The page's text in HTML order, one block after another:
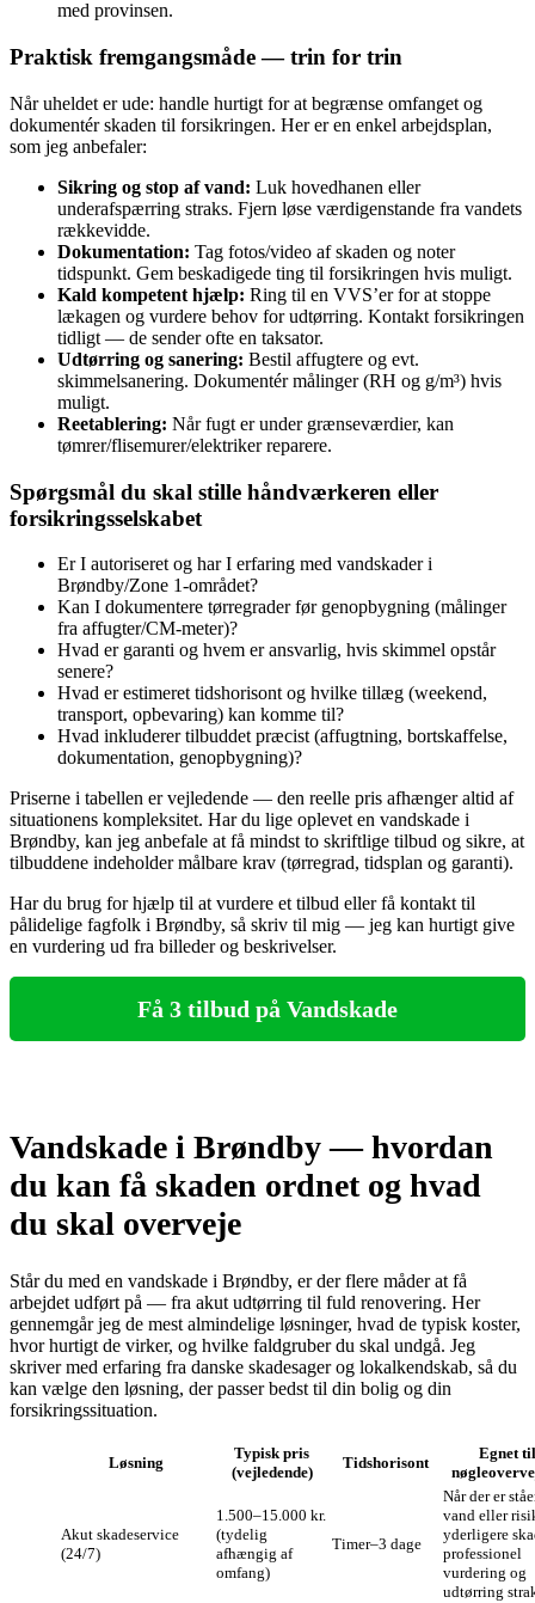
med provinsen.
Praktisk fremgangsmåde — trin for trin
Når uheldet er ude: handle hurtigt for at begrænse omfanget og
dokumentér skaden til forsikringen. Her er en enkel arbejdsplan,
som jeg anbefaler:
Sikring og stop af vand: Luk hovedhanen eller
underafspærring straks. Fjern løse værdi­genstande fra vandets
rækkevidde.
Dokumentation: Tag fotos/video af skaden og noter
tidspunkt. Gem beskadigede ting til forsikringen hvis muligt.
Kald kompetent hjælp: Ring til en VVS’er for at stoppe
lækagen og vurdere behov for udtørring. Kontakt forsikringen
tidligt — de sender ofte en taksator.
Udtørring og sanering: Bestil affugtere og evt.
skimmelsanering. Dokumentér målinger (RH og g/m³) hvis
muligt.
Reetablering: Når fugt er under grænseværdier, kan
tømrer/flisemurer/elektriker reparere.
Spørgsmål du skal stille håndværkeren eller
forsikringsselskabet
Er I autoriseret og har I erfaring med vandskader i
Brøndby/Zone 1-området?
Kan I dokumentere tørregrader før genopbygning (målinger
fra affugter/CM-meter)?
Hvad er garanti og hvem er ansvarlig, hvis skimmel opstår
senere?
Hvad er estimeret tidshorisont og hvilke tillæg (weekend,
transport, opbevaring) kan komme til?
Hvad inkluderer tilbuddet præcist (affugtning, bortskaffelse,
dokumentation, genopbygning)?
Priserne i tabellen er vejledende — den reelle pris afhænger altid af
situationens kompleksitet. Har du lige oplevet en vandskade i
Brøndby, kan jeg anbefale at få mindst to skriftlige tilbud og sikre, at
tilbuddene indeholder målbare krav (tørregrad, tidsplan og garanti).
Har du brug for hjælp til at vurdere et tilbud eller få kontakt til
pålidelige fagfolk i Brøndby, så skriv til mig — jeg kan hurtigt give
en vurdering ud fra billeder og beskrivelser.
Få 3 tilbud på Vandskade
Vandskade i Brøndby — hvordan
du kan få skaden ordnet og hvad
du skal overveje
Står du med en vandskade i Brøndby, er der flere måder at få
arbejdet udført på — fra akut udtørring til fuld renovering. Her
gennemgår jeg de mest almindelige løsninger, hvad de typisk koster,
hvor hurtigt de virker, og hvilke faldgruber du skal undgå. Jeg
skriver med erfaring fra danske skadesager og lokalkendskab, så du
kan vælge den løsning, der passer bedst til din bolig og din
forsikringssituation.
Løsning
Typisk pris
(vejledende)
Tids­horisont
Egnet
Akut skadeservice
(24/7)
1.500–15.000 kr.
(tydelig
afhængig af
omfang)
Timer–3 dage
Når der er
vand eller
yderligere
professionel
vurdering og
udtørring